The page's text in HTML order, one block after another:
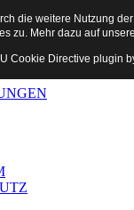
die weitere Nutzung
zu. Mehr dazu auf